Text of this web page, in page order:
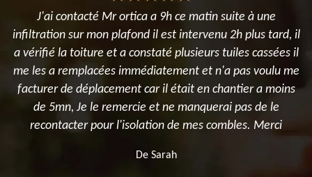
J'ai contacté Mr ortica a 9h ce matin suite à une
infiltration sur mon plafond il est intervenu 2h plus tard, il
a vérifié la toiture et a constaté plusieurs tuiles cassées il
me les a remplacées immédiatement et n'a pas voulu me
facturer de déplacement car il était en chantier a moins
de 5mn, Je le remercie et ne manquerai pas de le
recontacter pour l'isolation de mes combles. Merci
De Sarah